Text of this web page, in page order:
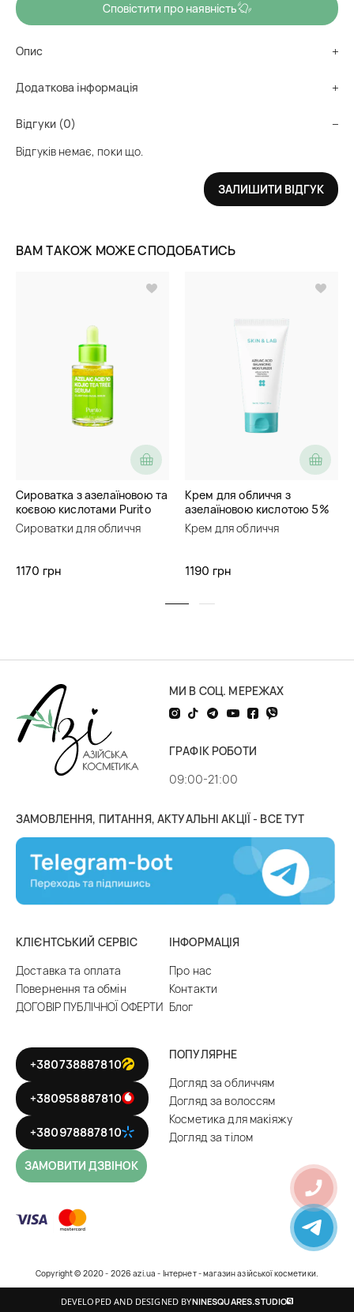
Сповістити про наявність
Опис
Додаткова інформація
Відгуки (0)
Відгуків немає, поки що.
ЗАЛИШИТИ ВІДГУК
ВАМ ТАКОЖ МОЖЕ СПОДОБАТИСЬ
Сироватка з азелаїновою та
коєвою кислотами Purito
Seoul Azelaic Acid 10 Kojic
Tea Tree Serum
Сироватки для обличчя
1170 грн
Крем для обличчя з
азелаїновою кислотою 5%
Skin&Lab Azelaic Acid
Balancing Moisturizer
Крем для обличчя
1190 грн
МИ В СОЦ. МЕРЕЖАХ
ГРАФІК РОБОТИ
09:00-21:00
ЗАМОВЛЕННЯ, ПИТАННЯ, АКТУАЛЬНІ АКЦІЇ - ВСЕ ТУТ
КЛІЄНТСЬКИЙ СЕРВІС
Доставка та оплата
Повернення та обмін
ДОГОВІР ПУБЛІЧНОЇ ОФЕРТИ
ІНФОРМАЦІЯ
Про нас
Контакти
Блог
+380738887810
+380958887810
+380978887810
ЗАМОВИТИ ДЗВІНОК
ПОПУЛЯРНЕ
Догляд за обличчям
Догляд за волоссям
Косметика для макіяжу
Догляд за тілом
Copyright © 2020 - 2026 azi.ua - Інтернет - магазин азійської косметики.
DEVELOPED AND DESIGNED BYNINESQUARES.STUDIO